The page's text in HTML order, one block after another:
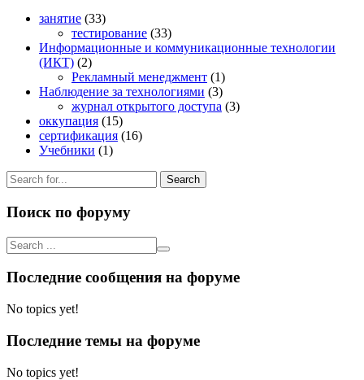
занятие (33)
тестирование (33)
Информационные и коммуникационные технологии
(ИКТ) (2)
Рекламный менеджмент (1)
Наблюдение за технологиями (3)
журнал открытого доступа (3)
оккупация (15)
сертификация (16)
Учебники (1)
Search
for:
Поиск по форуму
Последние сообщения на форуме
No topics yet!
Последние темы на форуме
No topics yet!